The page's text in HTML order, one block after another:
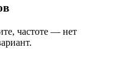
частоте — нет